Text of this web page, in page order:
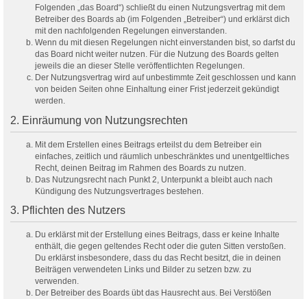
Folgenden „das Board“) schließt du einen Nutzungsvertrag mit dem
Betreiber des Boards ab (im Folgenden „Betreiber“) und erklärst dich
mit den nachfolgenden Regelungen einverstanden.
Wenn du mit diesen Regelungen nicht einverstanden bist, so darfst du
das Board nicht weiter nutzen. Für die Nutzung des Boards gelten
jeweils die an dieser Stelle veröffentlichten Regelungen.
Der Nutzungsvertrag wird auf unbestimmte Zeit geschlossen und kann
von beiden Seiten ohne Einhaltung einer Frist jederzeit gekündigt
werden.
2. Einräumung von Nutzungsrechten
Mit dem Erstellen eines Beitrags erteilst du dem Betreiber ein
einfaches, zeitlich und räumlich unbeschränktes und unentgeltliches
Recht, deinen Beitrag im Rahmen des Boards zu nutzen.
Das Nutzungsrecht nach Punkt 2, Unterpunkt a bleibt auch nach
Kündigung des Nutzungsvertrages bestehen.
3. Pflichten des Nutzers
Du erklärst mit der Erstellung eines Beitrags, dass er keine Inhalte
enthält, die gegen geltendes Recht oder die guten Sitten verstoßen.
Du erklärst insbesondere, dass du das Recht besitzt, die in deinen
Beiträgen verwendeten Links und Bilder zu setzen bzw. zu
verwenden.
Der Betreiber des Boards übt das Hausrecht aus. Bei Verstößen